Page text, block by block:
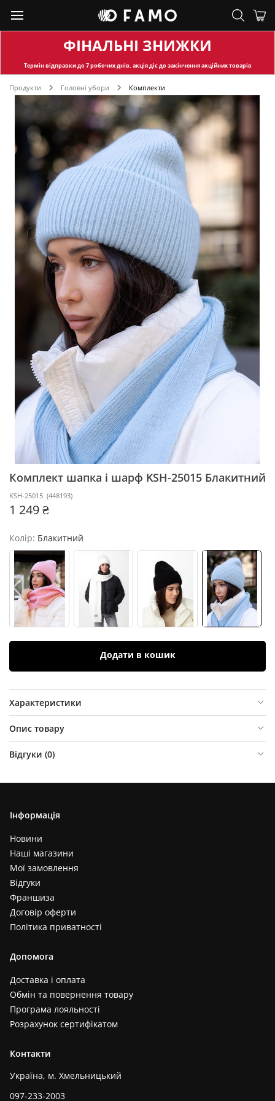
ФІНАЛЬНІ ЗНИЖКИ
Термін відправкидо 7 робочих днів, акція діє до закінчення акційних товарів
Продукти Головні убори Комплекти
Комплект шапка і шарф KSH-25015 Блакитний
KSH-25015 (448193)
1 249 ₴
Колір: Блакитний
Додати в кошик
Характеристики
Опис товару
Відгуки (0)
Інформація
Новини
Наші магазини
Мої замовлення
Відгуки
Франшиза
Договір оферти
Політика приватності
Допомога
Доставка і оплата
Обмін та повернення товару
Програма лояльності
Розрахунок сертифікатом
Контакти
Україна, м. Хмельницький
097-233-2003